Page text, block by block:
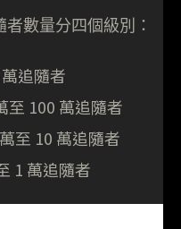
數量分四個級別：
追隨者
至 100 萬追隨者
至 10 萬追隨者
1 萬追隨者